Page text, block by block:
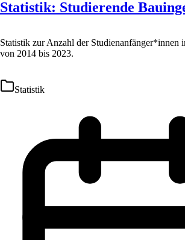
Statistik: Studierende
Statistik zur Anzahl der Studienanfänger*innen
von 2014 bis 2023.
Statistik